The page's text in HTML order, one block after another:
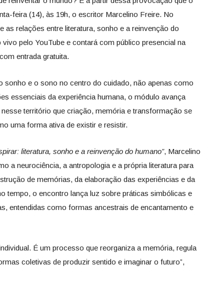
feira (14), às 19h, o escritor Marcelino Freire. No
as relações entre literatura, sonho e a reinvenção do
pelo YouTube e contará com público presencial na
entrada gratuita.
sonho e o sono no centro do cuidado, não apenas como
essenciais da experiência humana, o módulo avança
território que criação, memória e transformação se
uma forma ativa de existir e resistir.
literatura, sonho e a reinvenção do humano”, Marcelino
a neurociência, a antropologia e a própria literatura para
de memórias, da elaboração das experiências e da
tempo, o encontro lança luz sobre práticas simbólicas e
entendidas como formas ancestrais de encantamento e
É um processo que reorganiza a memória, regula
coletivas de produzir sentido e imaginar o futuro”,